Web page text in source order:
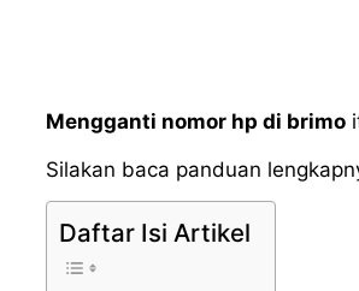
Mengganti nomor hp di brimo
Silakan baca panduan
Daftar Isi Artikel